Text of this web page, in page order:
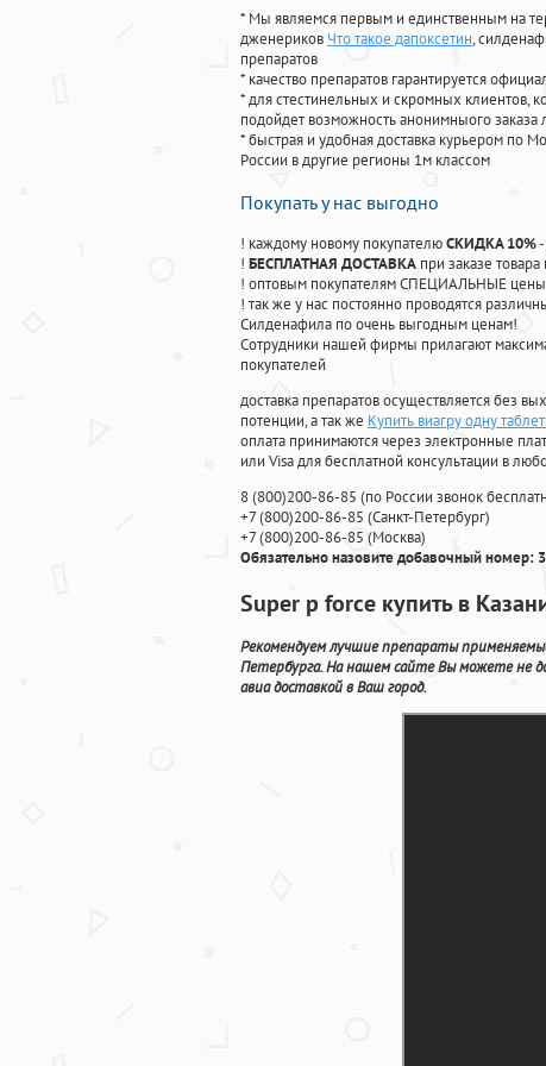
* Мы являемся первым и единственным на
дженериков Что такое дапоксетин,
препаратов
* качество препаратов гарантируется
* для стестинельных и скромных клиентов,
подойдет возможность анонимныого
* быстрая и удобная доставка курьером по
России в другие регионы 1м классом
Покупать у нас выгодно
! каждому новому покупателюСКИДКА 10%
! БЕСПЛАТНАЯ ДОСТАВКА при заказе
! оптовым покупателям СПЕЦИАЛЬНЫЕ цены
! так же у нас постоянно проводятся
Силденафила по очень выгодным ценам!
Cотрудники нашей фирмы прилагают
покупателей
доставка препаратов осуществляется без
потенции, а так же Купить виагру одну
оплата принимаются через электронные
или Visa для бесплатной консультации в
8(800)200-86-85 (по России звонок
+7(800)200-86-85 (Санкт-Петербург)
+7(800)200-86-85 (Москва)
Обязательно назовите добавочный номер:
Super p force купить в
Рекомендуем лучшие препараты
Петербурга. На нашем сайте Вы можете не
авиа доставкой в Ваш город.